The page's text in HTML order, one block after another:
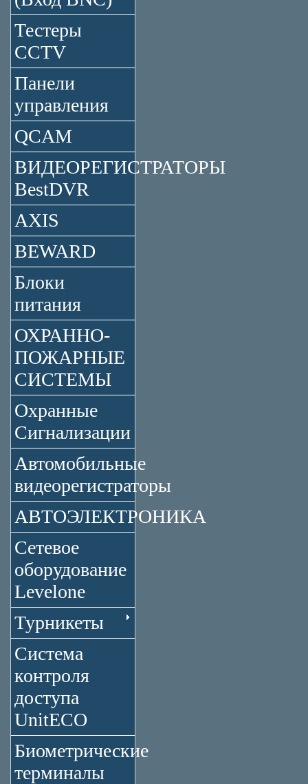
Тестеры
CCTV
Панели
управления
QCAM
ВИДЕОРЕГИСТРАТОРЫ
BestDVR
AXIS
BEWARD
Блоки
питания
ОХРАННО-
ПОЖАРНЫЕ
СИСТЕМЫ
Охранные
Сигнализации
Автомобильные
видеорегистраторы
АВТОЭЛЕКТРОНИКА
Сетевое
оборудование
Levelone
Турникеты
Система
контроля
доступа
UnitECO
Биометрические
терминалы